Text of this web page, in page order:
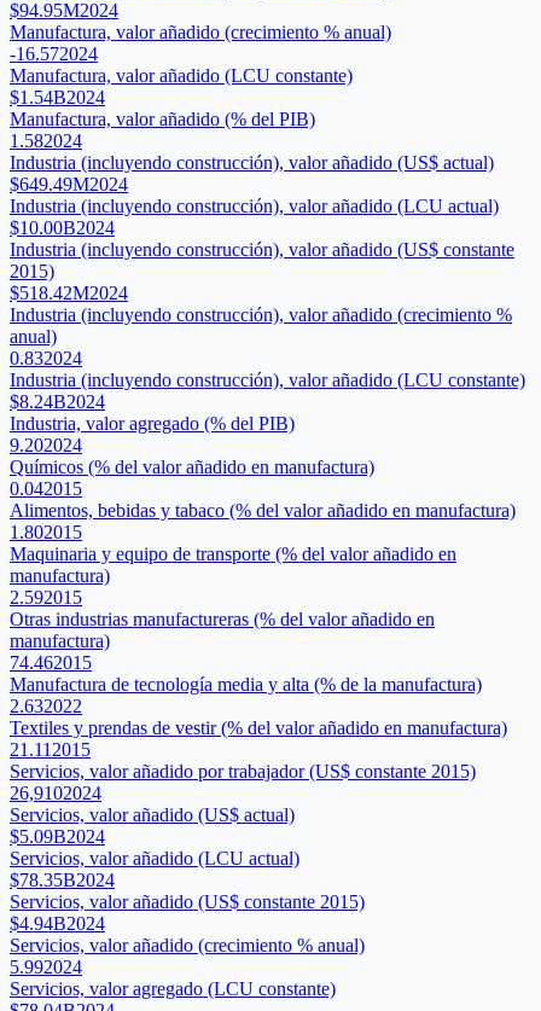
$94.95M2024
Manufactura, valor añadido (crecimiento % anual)
-16.572024
Manufactura, valor añadido (LCU constante)
$1.54B2024
Manufactura, valor añadido (% del PIB)
1.582024
Industria (incluyendo construcción), valor añadido (US$ actual)
$649.49M2024
Industria (incluyendo construcción), valor añadido (LCU actual)
$10.00B2024
Industria (incluyendo construcción), valor añadido (US$ constante
2015)
$518.42M2024
Industria (incluyendo construcción), valor añadido (crecimiento %
anual)
0.832024
Industria (incluyendo construcción), valor añadido (LCU constante)
$8.24B2024
Industria, valor agregado (% del PIB)
9.202024
Químicos (% del valor añadido en manufactura)
0.042015
Alimentos, bebidas y tabaco (% del valor añadido en manufactura)
1.802015
Maquinaria y equipo de transporte (% del valor añadido en
manufactura)
2.592015
Otras industrias manufactureras (% del valor añadido en
manufactura)
74.462015
Manufactura de tecnología media y alta (% de la manufactura)
2.632022
Textiles y prendas de vestir (% del valor añadido en manufactura)
21.11 2015
Servicios, valor añadido por trabajador (US$ constante 2015)
26,9102024
Servicios, valor añadido (US$ actual)
$5.09B2024
Servicios, valor añadido (LCU actual)
$78.35B2024
Servicios, valor añadido (US$ constante 2015)
$4.94B2024
Servicios, valor añadido (crecimiento % anual)
5.992024
Servicios, valor agregado (LCU constante)